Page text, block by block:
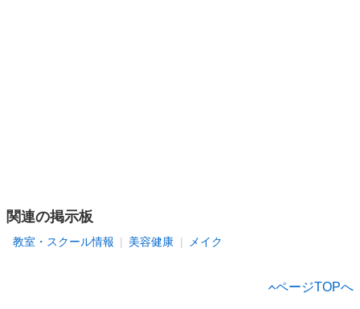
関連の掲示板
教室・スクール情報 美容健康 メイク
ページTOPへ